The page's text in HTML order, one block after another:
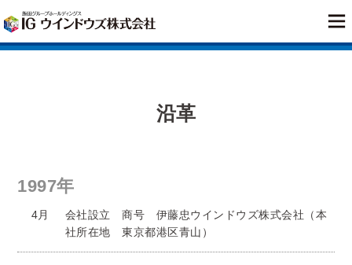
沿革
1997年
4月
会社設立 商号 伊藤忠ウインドウズ株式会社（本
社所在地 東京都港区青山）